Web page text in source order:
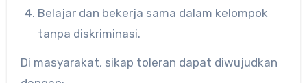
Belajar dan bekerja sama dalam kelompok
tanpa diskriminasi.
Di masyarakat, sikap toleran dapat diwujudkan